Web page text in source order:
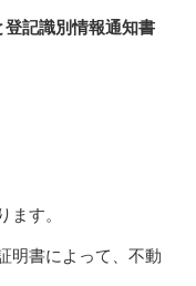
記識別情報通知書
ます。
明書によって、不動